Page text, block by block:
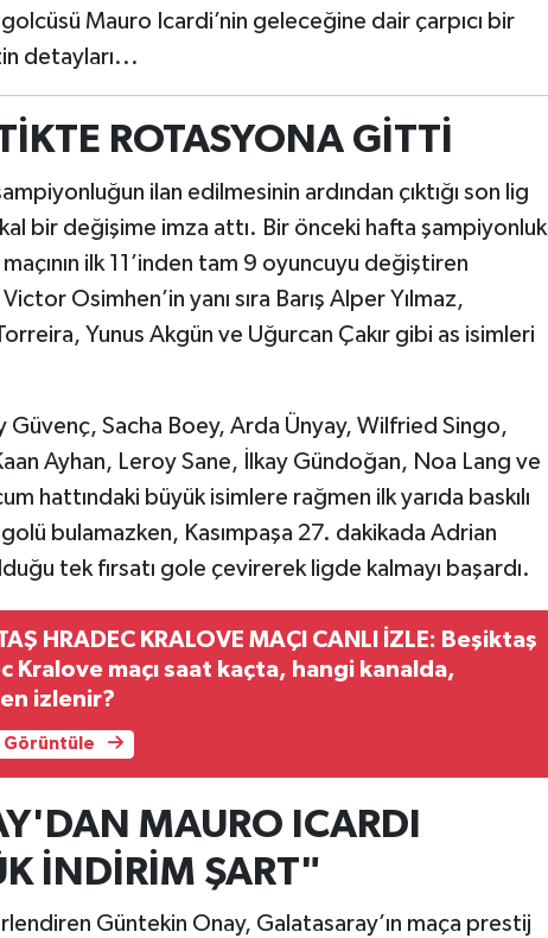
Mauro Icardi’nin geleceğine dair çarpıcı bir
detayları...
ROTASYONA GİTTİ
ilan edilmesinin ardından çıktığı son lig
bir değişime imza attı. Bir önceki hafta şampiyonluk
ilk 11’inden tam 9 oyuncuyu değiştiren
Osimhen’in yanı sıra Barış Alper Yılmaz,
Yunus Akgün ve Uğurcan Çakır gibi as isimleri
Güvenç, Sacha Boey, Arda Ünyay, Wilfried Singo,
Ayhan, Leroy Sane, İlkay Gündoğan, Noa Lang ve
hattındaki büyük isimlere rağmen ilk yarıda baskılı
bulamazken, Kasımpaşa 27. dakikada Adrian
tek fırsatı gole çevirerek ligde kalmayı başardı.
HRADEC KRALOVE MAÇI CANLI İZLE: Beşiktaş
Kralove maçı saat kaçta, hangi kanalda,
izlenir?
Görüntüle
MAURO ICARDI
İNDİRİM ŞART"
Güntekin Onay, Galatasaray’ın maça prestij